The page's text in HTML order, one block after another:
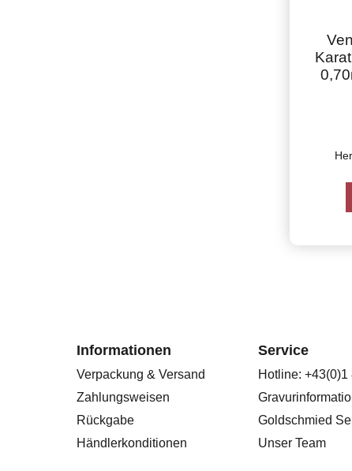
Informationen
Verpackung & Versand
Zahlungsweisen
Rückgabe
Händlerkonditionen
Service
Hotline: +43(0)1
Goldschmied
Unser Team